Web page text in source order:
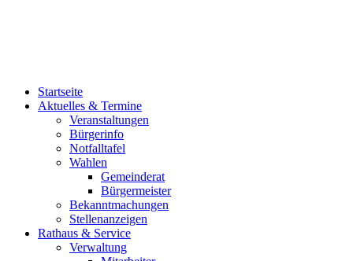
Startseite
Aktuelles & Termine
Veranstaltungen
Bürgerinfo
Notfalltafel
Wahlen
Gemeinderat
Bürgermeister
Bekanntmachungen
Stellenanzeigen
Rathaus & Service
Verwaltung